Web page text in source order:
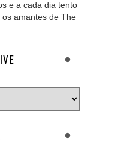
e a cada dia tento
amantes de The